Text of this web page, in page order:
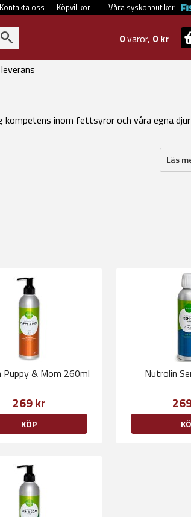
Våra syskonbutiker
Köpvillkor
Kontakta oss
0varor, 0 kr
inom fettsyror och våra egna
Läs
Puppy & Mom 260ml
269 kr
KÖP
Nutrolin